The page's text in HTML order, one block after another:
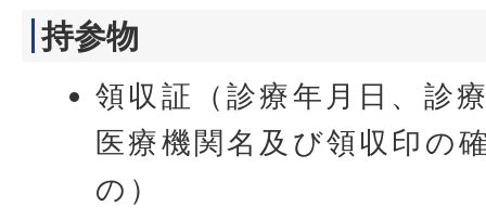
持参物
領収証（診療年月日、診
医療機関名及び領収印の
の）